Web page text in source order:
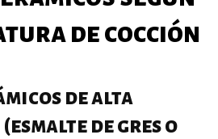
de cocción
de alta
de gres o